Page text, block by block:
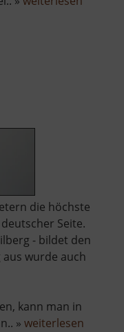
die höchste
Seite.
- bildet den
wurde auch
kann man in
» weiterlesen